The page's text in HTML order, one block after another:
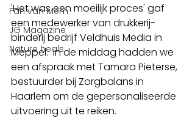
Fan van Mem
JG Magazine
Nature heals
'Het was een moeilijk proces' gaf
een medewerker van drukkerij-
binderij bedrijf Veldhuis Media in
Meppel.  In de middag hadden we
een afspraak met Tamara Pieterse,
bestuurder bij Zorgbalans in
Haarlem om de gepersonaliseerde
uitvoering uit te reiken.